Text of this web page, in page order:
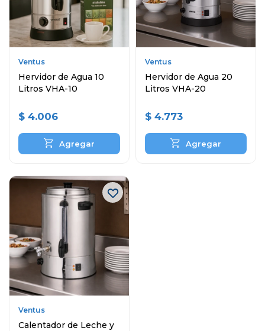
Ventus
Hervidor de Agua 10
Litros VHA-10
$ 4.006
Ventus
Hervidor de Agua 20
Litros VHA-20
$ 4.773
Ventus
Calentador de Leche y